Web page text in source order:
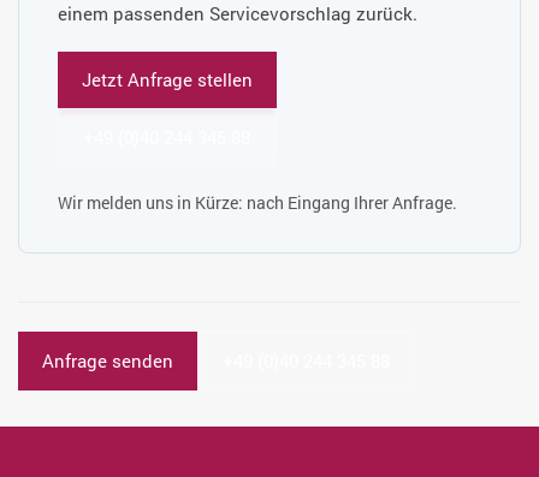
einem passenden Servicevorschlag zurück.
Jetzt Anfrage stellen
Wir melden uns in Kürze: nach Eingang Ihrer Anfrage.
Anfrage senden